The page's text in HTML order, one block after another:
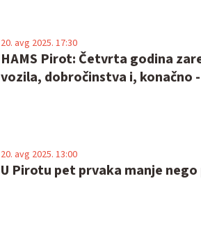
HAMS Pirot: Četvrta godina
vozila, dobročinstva i, konačno
20. avg 2025. 17:30
U Pirotu pet prvaka manje
20. avg 2025. 13:00